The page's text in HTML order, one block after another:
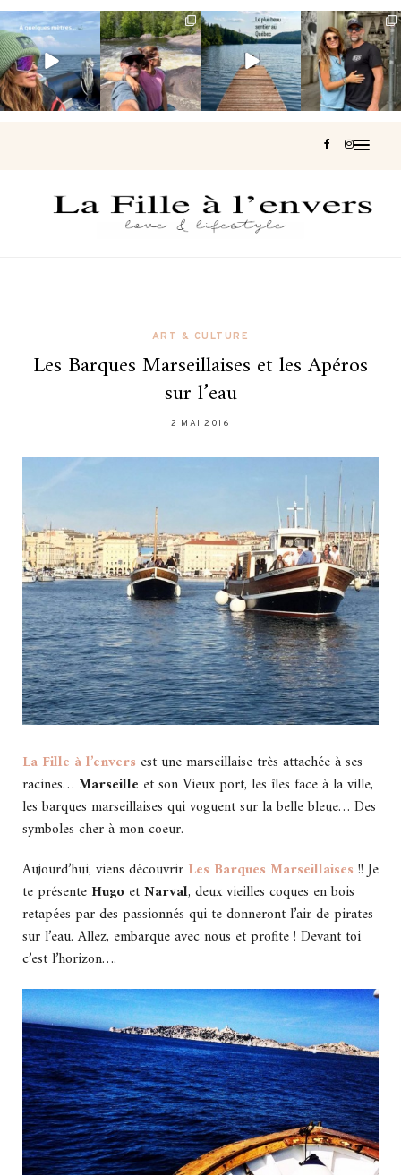
Voir une baleine
en photo, c’est
impressionnant
🐋...
Les Laurentides,
le Québec
version nature.
...
Et si je te disais
qu’il existe un
sentier où tu...
127 37
Montréal, une
très belle
surprise 🇨🇦
446
ART & CULTURE
Les Barques Marseillaises et les Apéros
sur l’eau
2 MAI 2016
La Fille à l’envers est une marseillaise très attachée à ses
racines… Marseille et son Vieux port, les îles face à la ville,
les barques marseillaises qui voguent sur la belle bleue… Des
symboles cher à mon coeur.
Aujourd’hui, viens découvrir Les Barques Marseillaises !! Je
te présente Hugo etNarval, deux vieilles coques en bois
retapées par des passionnés qui te donneront l’air de pirates
sur l’eau. Allez, embarque avec nous et profite ! Devant toi
c’est l’horizon….